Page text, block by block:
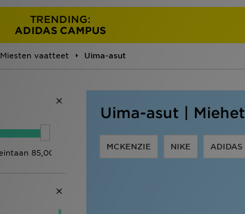
TRENDING:
ADIDAS CAMPUS
Miesten vaatteet Uima-asut
Uima-asut | Miehet
MCKENZIE NIKE ADIDAS